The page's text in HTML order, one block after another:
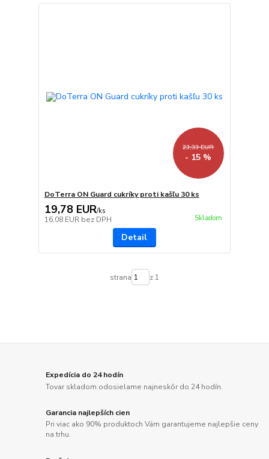
23,33 EUR
- 15 %
DoTerra ON Guard cukríky proti kašľu 30 ks
19,78 EUR/ks
16,08 EUR bez DPH Skladom
Detail
strana z 1
Expedícia do 24 hodín
Tovar skladom odosielame najneskôr do 24 hodín.
Garancia najlepších cien
Pri viac ako 90% produktoch Vám garantujeme najlepšie ceny
na trhu.